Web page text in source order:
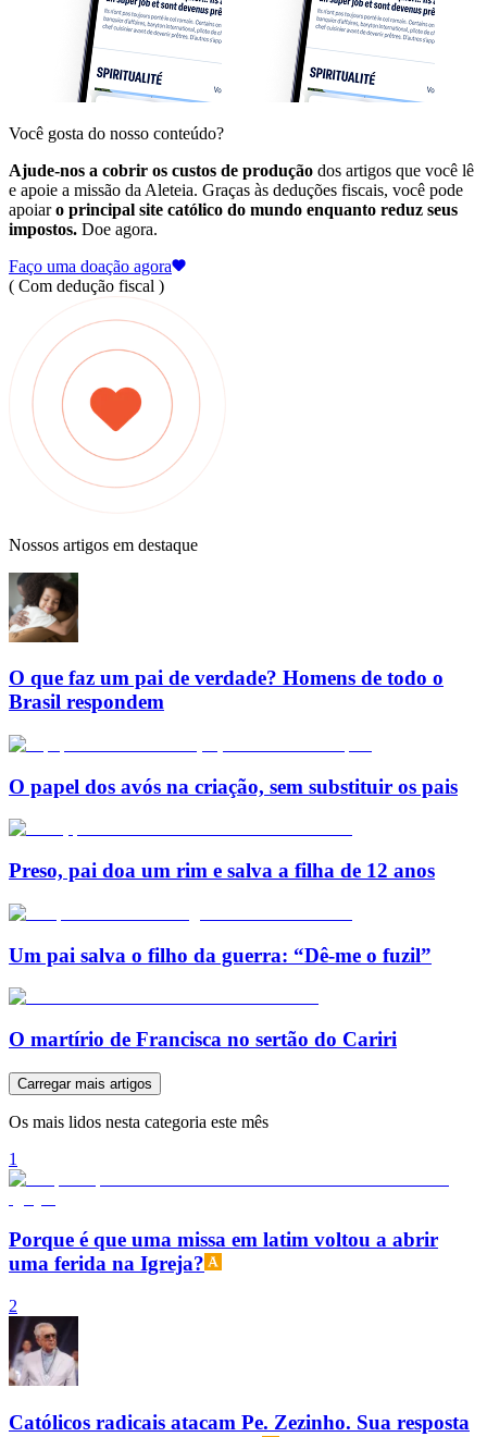
Você gosta do nosso conteúdo?
Ajude-nos a cobrir os custos de produção dos artigos que você lê
e apoie a missão da Aleteia. Graças às deduções fiscais, você pode
apoiaro principal site católico do mundo enquanto reduz seus
impostos. Doe agora.
Faço uma doação agora
( Com dedução fiscal )
Nossos artigos em destaque
O que faz um pai de verdade? Homens de todo o
Brasil respondem
O papel dos avós na criação, sem substituir os pais
Preso, pai doa um rim e salva a filha de 12 anos
Um pai salva o filho da guerra: “Dê-me o fuzil”
O martírio de Francisca no sertão do Cariri
Carregar mais artigos
Os mais lidos nesta categoria este mês
1
Porque é que uma missa em latim voltou a abrir
uma ferida na Igreja?
2
Católicos radicais atacam Pe. Zezinho. Sua resposta